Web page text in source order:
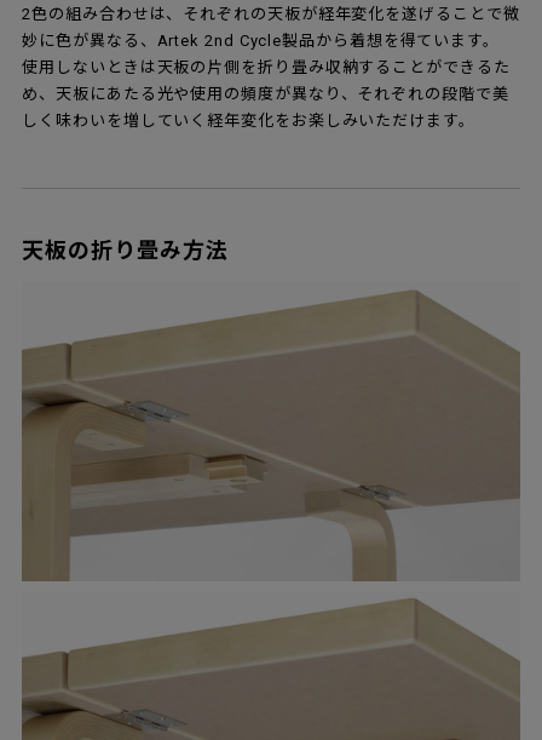
2色の組み合わせは、それぞれの天板が経年変化を遂げることで微
妙に色が異なる、Artek 2nd Cycle製品から着想を得ています。
使用しないときは天板の片側を折り畳み収納することができるた
め、天板にあたる光や使用の頻度が異なり、それぞれの段階で美
しく味わいを増していく経年変化をお楽しみいただけます。
天板の折り畳み方法